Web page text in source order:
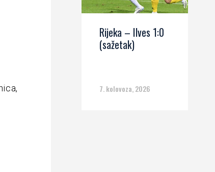
Rijeka – Ilves 1:0
(sažetak)
7. kolovoza, 2026